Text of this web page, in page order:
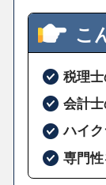
こ
税理
会計
ハイ
専門